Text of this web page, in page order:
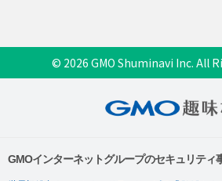
© 2026 GMO Shuminavi Inc. All